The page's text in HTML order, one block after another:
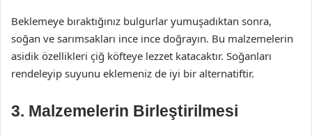
Beklemeye bıraktığınız bulgurlar yumuşadıktan sonra,
soğan ve sarımsakları ince ince doğrayın. Bu malzemelerin
asidik özellikleri çiğ köfteye lezzet katacaktır. Soğanları
rendeleyip suyunu eklemeniz de iyi bir alternatiftir.
3. Malzemelerin Birleştirilmesi